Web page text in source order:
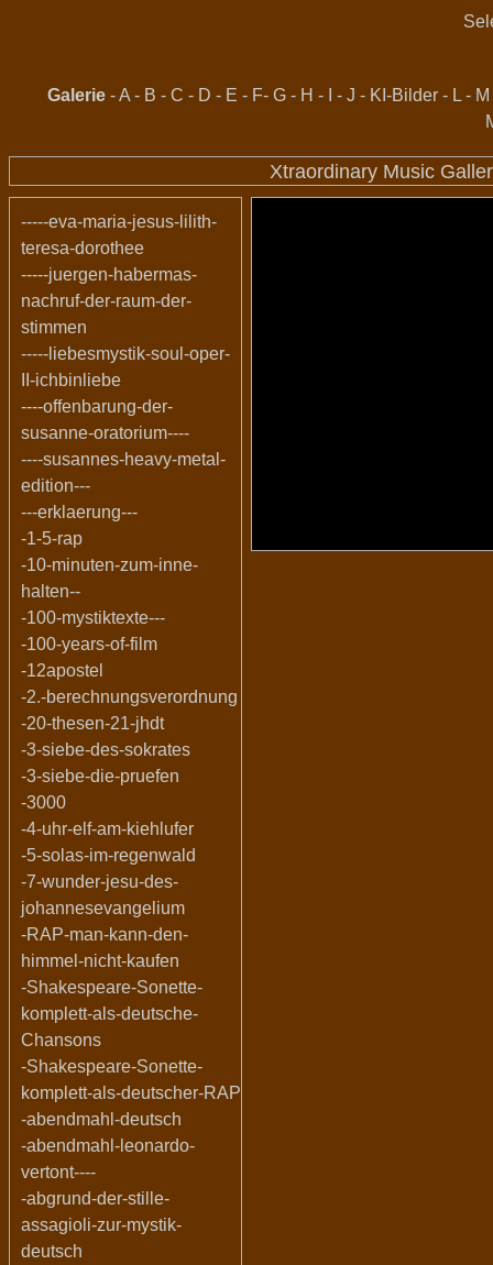
Galerie -A - B - C - D - E - F- G - H - - J - KI-Bilder - L - M
Xtraordinary Music
-----eva-maria-jesus-lilith-
teresa-dorothee
-----juergen-habermas-
nachruf-der-raum-der-
stimmen
-----liebesmystik-soul-oper-
II-ichbinliebe
----offenbarung-der-
susanne-oratorium----
----susannes-heavy-metal-
edition---
---erklaerung---
-1-5-rap
-10-minuten-zum-inne-
halten--
-100-mystiktexte---
-100-years-of-film
-12apostel
-2.-berechnungsverordnung
-20-thesen-21-jhdt
-3-siebe-des-sokrates
-3-siebe-die-pruefen
-3000
-4-uhr-elf-am-kiehlufer
-5-solas-im-regenwald
-7-wunder-jesu-des-
johannesevangelium
-RAP-man-kann-den-
himmel-nicht-kaufen
-Shakespeare-Sonette-
komplett-als-deutsche-
Chansons
-Shakespeare-Sonette-
komplett-als-deutscher-RAP
-abendmahl-deutsch
-abendmahl-leonardo-
vertont----
-abgrund-der-stille-
assagioli-zur-mystik-
deutsch